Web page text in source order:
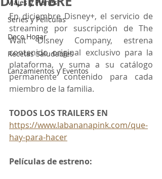
Viajes y Planes
Series y Peliculas
Deco Hogar
Recetas Saludables
Lanzamientos y Eventos
En diciembre Disney+, el servicio de
streaming por suscripción de The
Walt Disney Company, estrena
contenido original exclusivo para la
plataforma, y suma a su catálogo
permanente contenido para cada
miembro de la familia.
TODOS LOS TRAILERS EN
https://www.labananapink.com/que-
hay-para-hacer
Películas de estreno: